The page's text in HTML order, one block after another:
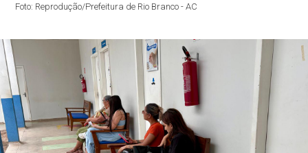
Foto: Reprodução/Prefeitura de Rio Branco - AC